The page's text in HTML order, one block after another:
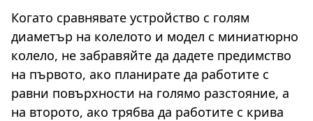
Когато сравнявате устройство с голям
диаметър на колелото и модел с миниатюрно
колело, не забравяйте да дадете предимство
на първото, ако планирате да работите с
равни повърхности на голямо разстояние, а
на второто, ако трябва да работите с крива